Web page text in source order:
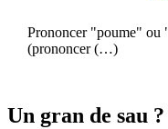
Prononcer "poume" ou
(prononcer (…)
Un gran de sau ?